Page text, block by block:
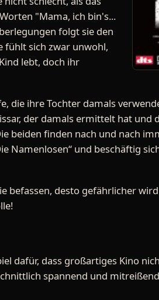
"Mama, ich bin's...
folgt sie den
fühlt sich zwar unwohl,
lebt, doch ihr
die ihre Tochter damals
der damals ermittelt hat und
beiden finden nach und nach
Namenlosen“ und beschäftig
befassen, desto gefährlicher
dafür, dass großartiges Kino
spannend und